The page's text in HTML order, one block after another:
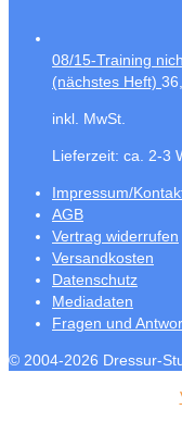
08/15-Training
(nächstes Heft)
inkl. MwSt.
Lieferzeit: ca. 2-3
Impressum/
AGB
Vertrag widerrufen
Versandkosten
Datenschutz
Mediadaten
Fragen und
© 2004-2026 Dressur-